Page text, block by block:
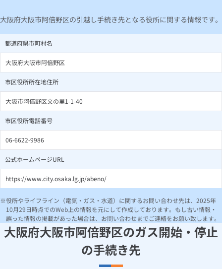
大阪府大阪市阿倍野区の引越し手続き先となる役所に関する情報です。
都道府県市町村名
大阪府大阪市阿倍野区
市区役所所在地住所
大阪市阿倍野区文の里1-1-40
市区役所電話番号
06-6622-9986
公式ホームページURL
https://www.city.osaka.lg.jp/abeno/
役所やライフライン（電気・ガス・水道）に関するお問い合わせ先は、2025年
10月29日時点でのWeb上の情報を元にして作成しております。もし古い情報・
誤った情報の掲載があった場合は、お問い合わせまでご連絡をお願い致します。
大阪府大阪市阿倍野区のガス開始・停止
の手続き先